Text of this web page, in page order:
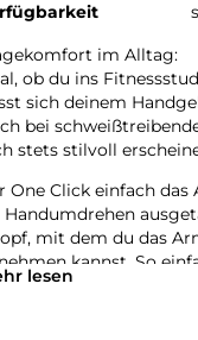
im Alltag:
ob du ins
sich deinem
bei
stets stilvoll
One Click einfach das
Handumdrehen
mit dem du das
kannst. So
anpassen.
lesen